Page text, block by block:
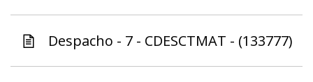
Despacho - 7 - CDESCTMAT - (133777)